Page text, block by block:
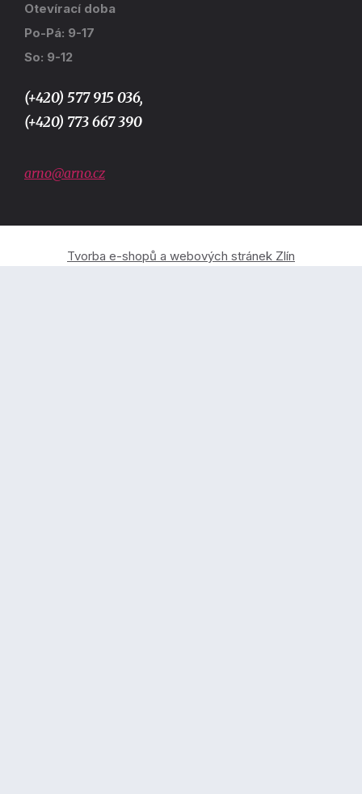
Otevírací doba
Po-Pá: 9-17
So: 9-12
(+420) 577 915 036,
(+420) 773 667 390
arno@arno.cz
Tvorba e-shopů a webových stránek Zlín